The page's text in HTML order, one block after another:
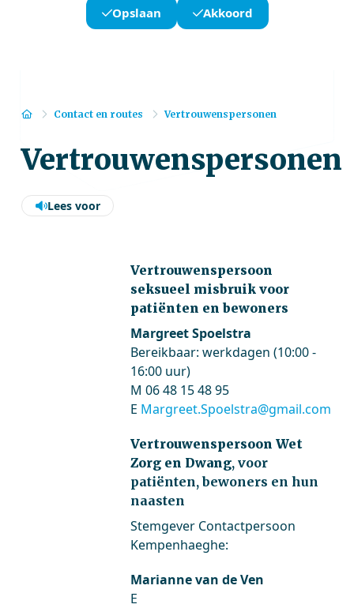
Opslaan Akkoord
HomeContact en routes Vertrouwenspersonen
Vertrouwenspersonen
Lees voor
Vertrouwenspersoon
seksueel misbruik voor
patiënten en bewoners
Margreet Spoelstra
Bereikbaar: werkdagen (10:00 -
16:00 uur)
M 06 48 15 48 95
E Margreet.Spoelstra@gmail.com
Vertrouwenspersoon Wet
Zorg en Dwang, voor
patiënten, bewoners en hun
naasten
Stemgever Contactpersoon
Kempenhaeghe:
Marianne van de Ven
E